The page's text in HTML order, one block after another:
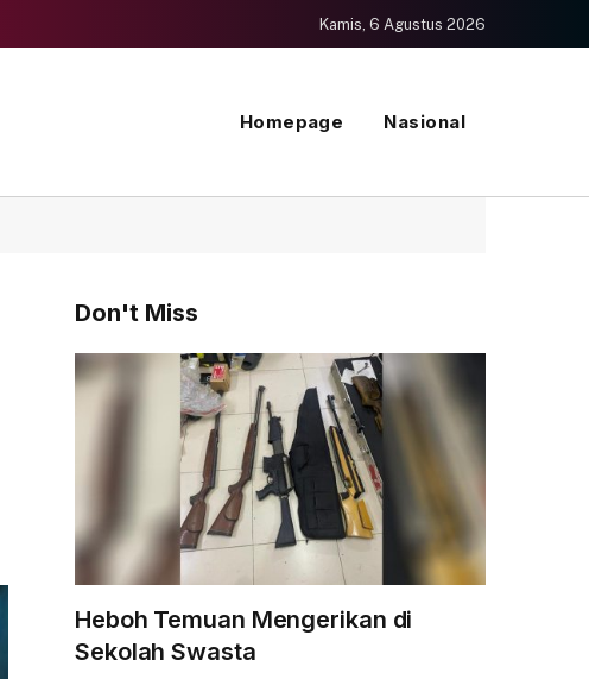
Kamis, 6 Agustus 2026
Homepage Nasional
Don't Miss
Heboh Temuan Mengerikan di
Sekolah Swasta